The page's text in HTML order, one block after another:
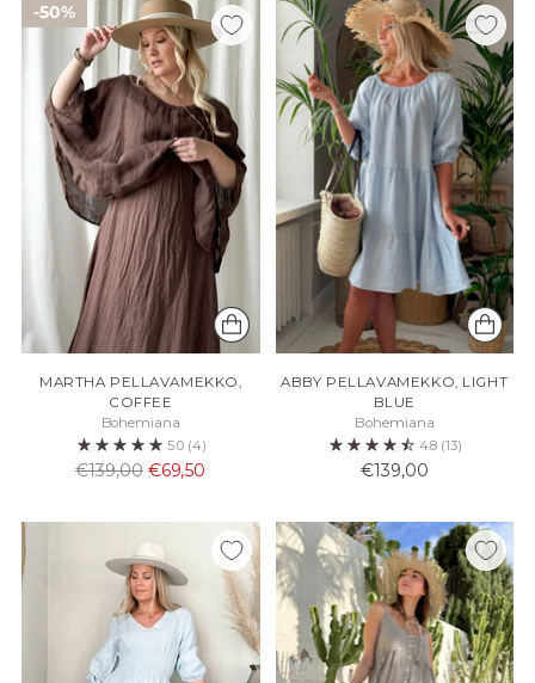
50%
MARTHA PELLAVAMEKKO,
COFFEE
Bohemiana
5.0 (4)
Normaali
€139,00 €69,50
ABBY PELLAVAMEKKO, LIGHT
BLUE
Bohemiana
4.8 (13)
€139,00